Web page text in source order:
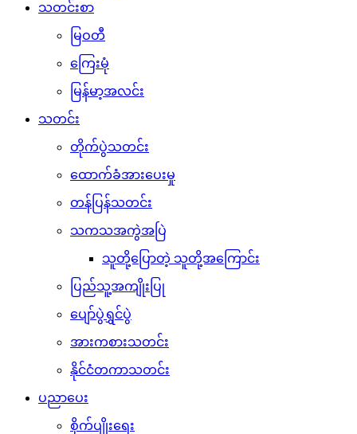
သတင်းစာ
မြဝတီ
ကြေးမုံ
မြန်မာ့အလင်း
သတင်း
တိုက်ပွဲသတင်း
ထောက်ခံအားပေးမှု
တန်ပြန်သတင်း
သကသအကွဲအပြဲ
သူတို့ပြောတဲ့ သူတို့အကြောင်း
ပြည်သူ့အကျိုးပြု
ပျော်ပွဲရွှင်ပွဲ
အားကစားသတင်း
နိုင်ငံတကာသတင်း
ပညာပေး
စိုက်ပျိုးရေး